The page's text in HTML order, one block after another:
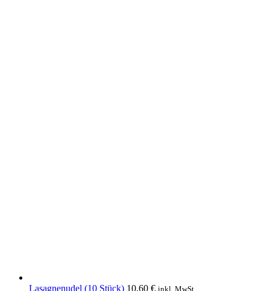
Lasagnenudel (10 Stück) 10,60 € inkl. MwSt.